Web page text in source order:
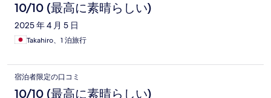
10/10 (最高に素晴らしい)
2025 年 4 月 5 日
Takahiro、1 泊旅行
宿泊者限定の口コミ
10/10 (最高に素晴らしい)